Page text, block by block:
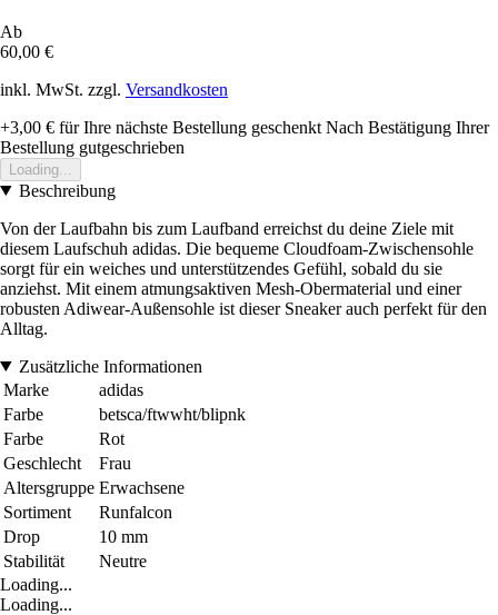
Ab
60,00 €
inkl. MwSt. zzgl. Versandkosten
+3,00 € für Ihre nächste Bestellung geschenkt Nach Bestätigung Ihrer
Bestellung gutgeschrieben
Loading...
Beschreibung
Von der Laufbahn bis zum Laufband erreichst du deine Ziele mit
diesem Laufschuh adidas. Die bequeme Cloudfoam-Zwischensohle
sorgt für ein weiches und unterstützendes Gefühl, sobald du sie
anziehst. Mit einem atmungsaktiven Mesh-Obermaterial und einer
robusten Adiwear-Außensohle ist dieser Sneaker auch perfekt für den
Alltag.
Zusätzliche Informationen
Marke
adidas
Farbe
betsca/ftwwht/blipnk
Farbe
Rot
Geschlecht
Frau
Altersgruppe Erwachsene
Sortiment
Runfalcon
Drop
10 mm
Stabilität
Neutre
Loading...
Loading...